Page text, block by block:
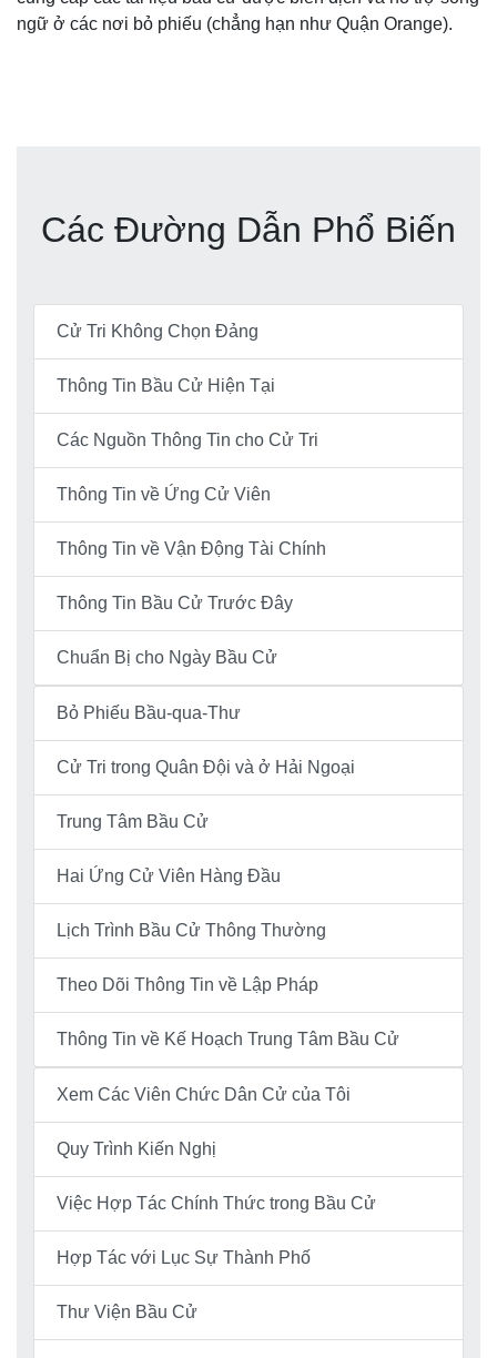
ngữ ở các nơi bỏ phiếu (chẳng hạn như Quận Orange).
Các Đường Dẫn Phổ Biến
Cử Tri Không Chọn Đảng
Thông Tin Bầu Cử Hiện Tại
Các Nguồn Thông Tin cho Cử Tri
Thông Tin về Ứng Cử Viên
Thông Tin về Vận Động Tài Chính
Thông Tin Bầu Cử Trước Đây
Chuẩn Bị cho Ngày Bầu Cử
Bỏ Phiếu Bầu-qua-Thư
Cử Tri trong Quân Đội và ở Hải Ngoại
Trung Tâm Bầu Cử
Hai Ứng Cử Viên Hàng Đầu
Lịch Trình Bầu Cử Thông Thường
Theo Dõi Thông Tin về Lập Pháp
Thông Tin về Kế Hoạch Trung Tâm Bầu Cử
Xem Các Viên Chức Dân Cử của Tôi
Quy Trình Kiến Nghị
Việc Hợp Tác Chính Thức trong Bầu Cử
Hợp Tác với Lục Sự Thành Phố
Thư Viện Bầu Cử